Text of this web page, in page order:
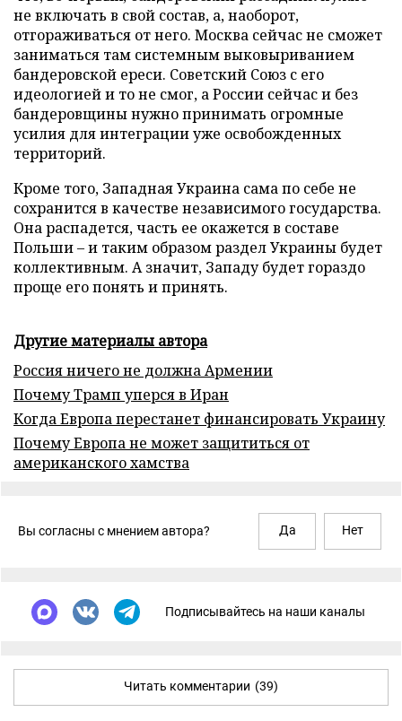
не включать в свой состав, а, наоборот,
отгораживаться от него. Москва сейчас не сможет
заниматься там системным выковыриванием
бандеровской ереси. Советский Союз с его
идеологией и то не смог, а России сейчас и без
бандеровщины нужно принимать огромные
усилия для интеграции уже освобожденных
территорий.
Кроме того, Западная Украина сама по себе не
сохранится в качестве независимого государства.
Она распадется, часть ее окажется в составе
Польши – и таким образом раздел Украины будет
коллективным. А значит, Западу будет гораздо
проще его понять и принять.
Другие материалы автора
Россия ничего не должна Армении
Почему Трамп уперся в Иран
Когда Европа перестанет финансировать Украину
Почему Европа не может защититься от
американского хамства
Вы согласны с мнением автора? Да Нет
Подписывайтесь на наши каналы
Читать комментарии (39)